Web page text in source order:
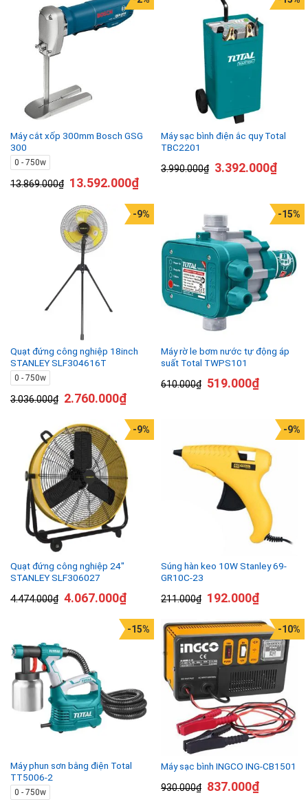
Máy cắt xốp 300mm Bosch GSG
300
0 - 750w
13.869.000₫ 13.592.000₫
Máy sạc bình điện ắc quy Total
TBC2201
3.990.000₫ 3.392.000₫
Quạt đứng công nghiệp 18inch
STANLEY SLF304616T
0 - 750w
3.036.000₫
-9%
2.760.000₫
Máy rờ le bơm nước tự động áp
suất Total TWPS101
610.000₫
-15%
519.000₫
Quạt đứng công nghiệp 24″
STANLEY SLF306027
4.474.000₫
-9%
4.067.000₫
Súng hàn keo 10W Stanley 69-
GR10C-23
211.000₫
-9%
192.000₫
Máy phun sơn bằng điện Total
TT5006-2
0 - 750w
-15%
Máy sạc bình INGCO ING-CB1501
930.000₫
-10%
837.000₫